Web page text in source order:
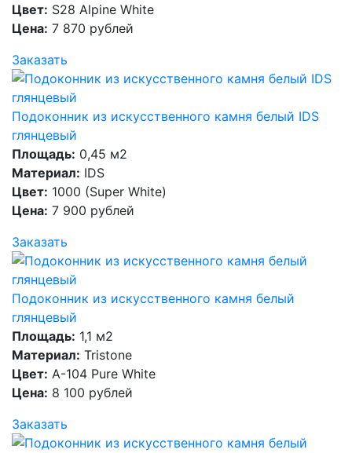
Цвет: S28 Alpine White
Цена: 7 870 рублей
Заказать
Подоконник из искусственного камня белый IDS
глянцевый
Площадь: 0,45 м2
Материал: IDS
Цвет: 1000 (Super White)
Цена: 7 900 рублей
Заказать
Подоконник из искусственного камня белый
глянцевый
Площадь: 1,1 м2
Материал: Tristone
Цвет: А-104 Pure White
Цена: 8 100 рублей
Заказать